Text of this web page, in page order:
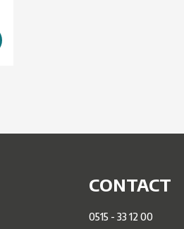
CONTACT
0515 - 33 12 00